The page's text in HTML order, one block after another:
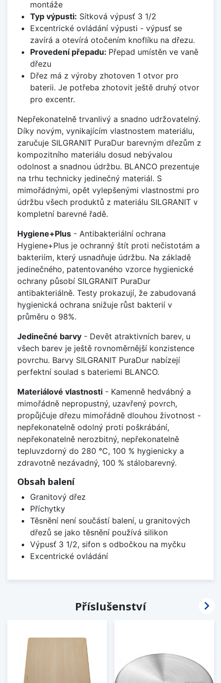
montáže
Typ výpusti: Sítková výpusť 3 1/2
Excentrické ovládání výpusti - výpusť se
zavírá a otevírá otočením knoflíku na dřezu.
Provedení přepadu: Přepad umístěn ve vaně
dřezu
Dřez má z výroby zhotoven 1 otvor pro
baterii. Je potřeba zhotovit ještě druhý otvor
pro excentr.
Nepřekonatelně trvanlivý a snadno udržovatelný.
Díky novým, vynikajícím vlastnostem materiálu,
zaručuje SILGRANIT PuraDur barevným dřezům z
kompozitního materiálu dosud nebývalou
odolnost a snadnou údržbu. BLANCO prezentuje
na trhu technicky jedinečný materiál. S
mimořádnými, opět vylepšenými vlastnostmi pro
údržbu všech produktů z materiálu SILGRANIT v
kompletní barevné řadě.
Hygiene+Plus - Antibakteriální ochrana
Hygiene+Plus je ochranný štít proti nečistotám a
bakteriím, který usnadňuje údržbu. Na základě
jedinečného, patentovaného vzorce hygienické
ochrany působí SILGRANIT PuraDur
antibakteriálně. Testy prokazují, že zabudovaná
hygienická ochrana snižuje růst bakterií v
průměru o 98%.
Jedinečné barvy - Devět atraktivních barev, u
všech barev je ještě rovnoměrnější konzistence
povrchu. Barvy SILGRANIT PuraDur nabízejí
perfektní soulad s bateriemi BLANCO.
Materiálové vlastnosti - Kamenně hedvábný a
mimořádně nepropustný, uzavřený povrch,
propůjčuje dřezu mimořádně dlouhou životnost -
nepřekonatelně odolný proti poškrábání,
nepřekonatelně nerozbitný, nepřekonatelně
tepluvzdorný do 280 °C, 100 % hygienicky a
zdravotně nezávadný, 100 % stálobarevný.
Obsah balení
Granitový dřez
Příchytky
Těsnění není součástí balení, u granitových
dřezů se jako těsnění používá silikon
Výpusť 3 1/2, sifon s odbočkou na myčku
Excentrické ovládání
Příslušenství 